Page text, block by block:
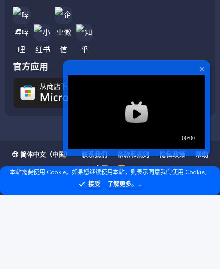
官方应用
简体中文（中国） 联系我们 条款和规则 隐私政策
帮助
主页
R
S
S
❤ © Copyright 2020–2026 基岩科技 版权所有 |Microsoft Marketplace
本站需要使用 Cookie。如果您继续使用本站，则表示同意我们使用 Cookie。
接受
了解更多。...